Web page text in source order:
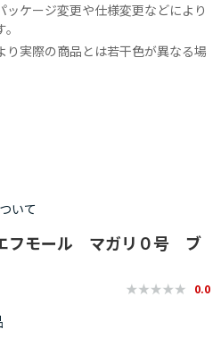
ケージ変更や仕様変更などにより
り実際の商品とは若干色が異なる場
いて
フモール マガリ０号 ブ
0.0